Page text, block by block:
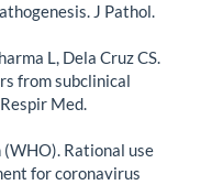
J Pathol.
L, Dela Cruz CS.
from subclinical
Med.
Rational use
for coronavirus